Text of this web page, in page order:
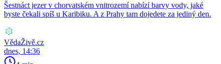
Šestnáct jezer v chorvatském vnitrozemí nabízí barvy vody, jaké
byste čekali spíš u Karibiku. A z Prahy tam dojedete za jediný den.
VědaŽivě.cz
dnes, 14:36